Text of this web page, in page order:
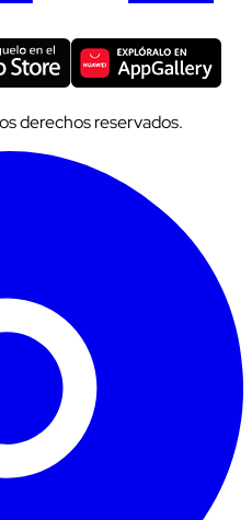
derechos reservados.